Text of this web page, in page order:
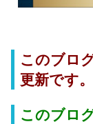
このブロ
更新です。
このブロ